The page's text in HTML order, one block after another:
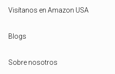
Visítanos en Amazon USA
Blogs
Sobre nosotros